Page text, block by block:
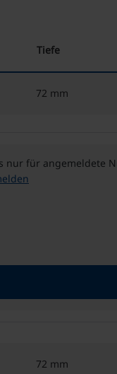
Tiefe
72 mm
nur für angemeldete
72 mm